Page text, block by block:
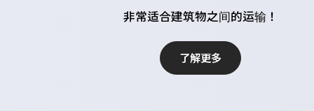
非常适合建筑物之间的运输！
了解更多